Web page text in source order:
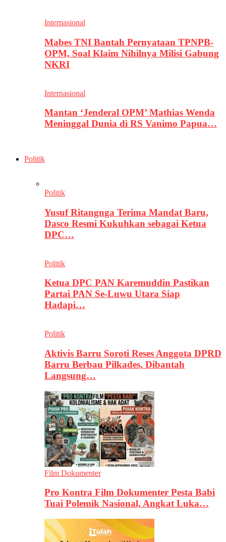
Internasional
Mabes TNI Bantah Pernyataan TPNPB-
OPM, Soal Klaim Nihilnya Milisi Gabung
NKRI
Internasional
Mantan ‘Jenderal OPM’ Mathias Wenda
Meninggal Dunia di RS Vanimo Papua…
Politik
Politik
Yusuf Ritangnga Terima Mandat Baru,
Dasco Resmi Kukuhkan sebagai Ketua
DPC…
Politik
Ketua DPC PAN Karemuddin Pastikan
Partai PAN Se-Luwu Utara Siap
Hadapi…
Politik
Aktivis Barru Soroti Reses Anggota DPRD
Barru Berbau Pilkades, Dibantah
Langsung…
Film Dokumenter
Pro Kontra Film Dokumenter Pesta Babi
Tuai Polemik Nasional, Angkat Luka…